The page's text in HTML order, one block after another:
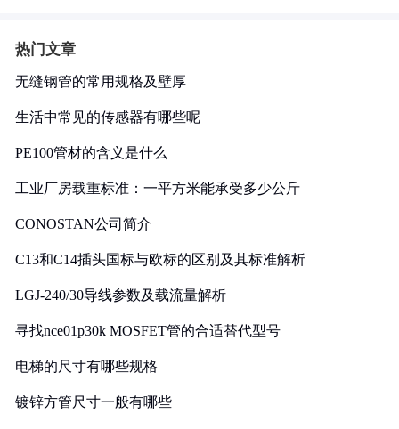
热门文章
无缝钢管的常用规格及壁厚
生活中常见的传感器有哪些呢
PE100管材的含义是什么
工业厂房载重标准：一平方米能承受多少公斤
CONOSTAN公司简介
C13和C14插头国标与欧标的区别及其标准解析
LGJ-240/30导线参数及载流量解析
寻找nce01p30k MOSFET管的合适替代型号
电梯的尺寸有哪些规格
镀锌方管尺寸一般有哪些